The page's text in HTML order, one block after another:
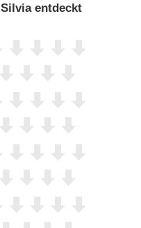
Silvia entdeckt